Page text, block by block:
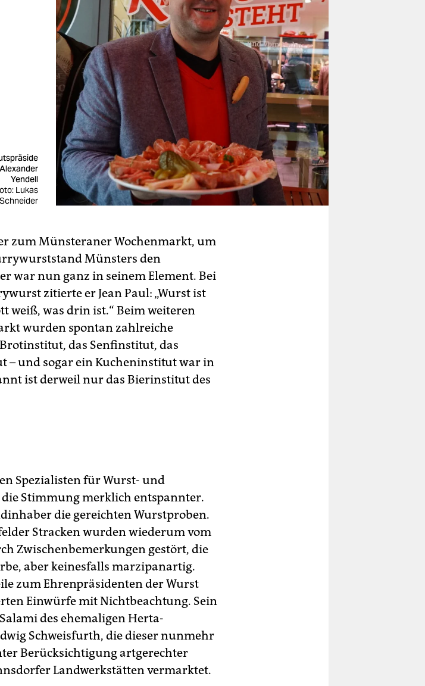
Yendell
Lukas
Schneider
zum Münsteraner Wochenmarkt, um
Münsters den
war nun ganz in seinem Element. Bei
zitierte er Jean Paul: „Wurst ist
weiß, was drin ist.“ Beim weiteren
wurden spontan zahlreiche
das Senfinstitut, das
– und sogar ein Kucheninstitut war in
ist derweil nur das Bierinstitut des
Spezialisten für Wurst- und
Stimmung merklich entspannter.
die gereichten Wurstproben.
Stracken wurden wiederum vom
Zwischenbemerkungen gestört, die
aber keinesfalls marzipanartig.
zum Ehrenpräsidenten der Wurst
Einwürfe mit Nichtbeachtung. Sein
des ehemaligen Herta-
Schweisfurth, die dieser nunmehr
Berücksichtigung artgerechter
Landwerkstätten vermarktet.